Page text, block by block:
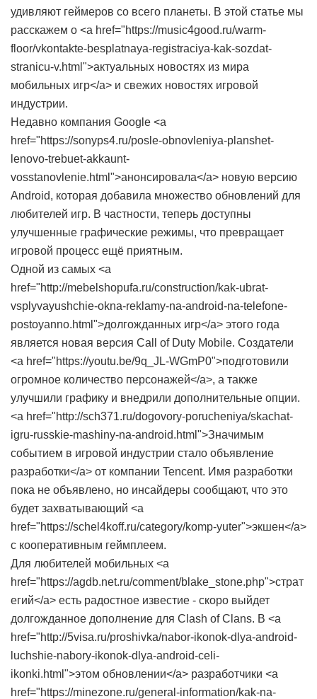
удивляют геймеров со всего планеты. В этой статье мы
расскажем о <a href="https://music4good.ru/warm-
floor/vkontakte-besplatnaya-registraciya-kak-sozdat-
stranicu-v.html">актуальных новостях из мира
мобильных игр</a> и свежих новостях игровой
индустрии.
Недавно компания Google <a
href="https://sonyps4.ru/posle-obnovleniya-planshet-
lenovo-trebuet-akkaunt-
vosstanovlenie.html">анонсировала</a> новую версию
Android, которая добавила множество обновлений для
любителей игр. В частности, теперь доступны
улучшенные графические режимы, что превращает
игровой процесс ещё приятным.
Одной из самых <a
href="http://mebelshopufa.ru/construction/kak-ubrat-
vsplyvayushchie-okna-reklamy-na-android-na-telefone-
postoyanno.html">долгожданных игр</a> этого года
является новая версия Call of Duty Mobile. Создатели
<a href="https://youtu.be/9q_JL-WGmP0">подготовили
огромное количество персонажей</a>, а также
улучшили графику и внедрили дополнительные опции.
<a href="http://sch371.ru/dogovory-porucheniya/skachat-
igru-russkie-mashiny-na-android.html">Значимым
событием в игровой индустрии стало объявление
разработки</a> от компании Tencent. Имя разработки
пока не объявлено, но инсайдеры сообщают, что это
будет захватывающий <a
href="https://schel4koff.ru/category/komp-yuter">экшен</a>
с кооперативным геймплеем.
Для любителей мобильных <a
href="https://agdb.net.ru/comment/blake_stone.php">страт
егий</a> есть радостное известие - скоро выйдет
долгожданное дополнение для Clash of Clans. В <a
href="http://5visa.ru/proshivka/nabor-ikonok-dlya-android-
luchshie-nabory-ikonok-dlya-android-celi-
ikonki.html">этом обновлении</a> разработчики <a
href="https://minezone.ru/general-information/kak-na-